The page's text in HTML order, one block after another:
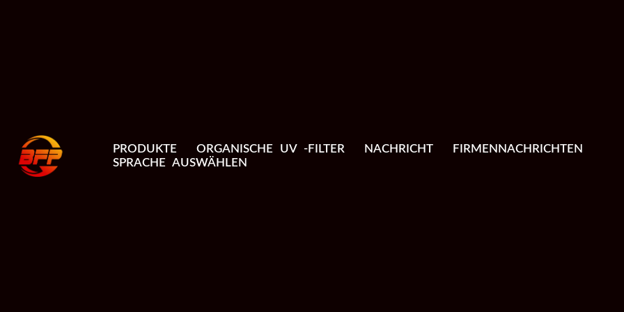
PRODUKTE ORGANISCHE UV -FILTER NACHRICHT
FIRMENNACHRICHTEN
SPRACHE AUSWÄHLEN